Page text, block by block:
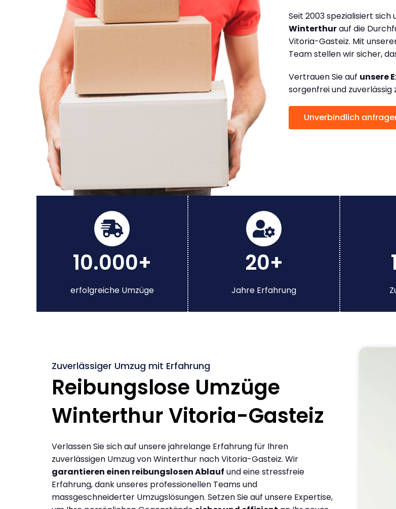
Seit 2003 spezialisiert sich
Winterthurauf die
Vitoria-Gasteiz. Mit
Team stellen wir sicher,
Vertrauen Sie auf unsere
sorgenfrei und zuverlässig
Unverbindlich
10.000+
erfolgreiche Umzüge
20+
Jahre Erfahrung
Zuverlässiger Umzug mit Erfahrung
Reibungslose Umzüge
Winterthur Vitoria-Gasteiz
Verlassen Sie sich auf unsere jahrelange Erfahrung für Ihren
zuverlässigen Umzug von Winterthur nach Vitoria-Gasteiz. Wir
garantieren einen reibungslosen Ablauf und eine stressfreie
Erfahrung, dank unseres professionellen Teams und
massgeschneiderter Umzugslösungen. Setzen Sie auf unsere Expertise,